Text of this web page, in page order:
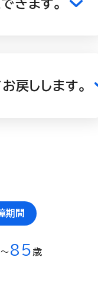
きます。
戻しします。
期間
85 歳